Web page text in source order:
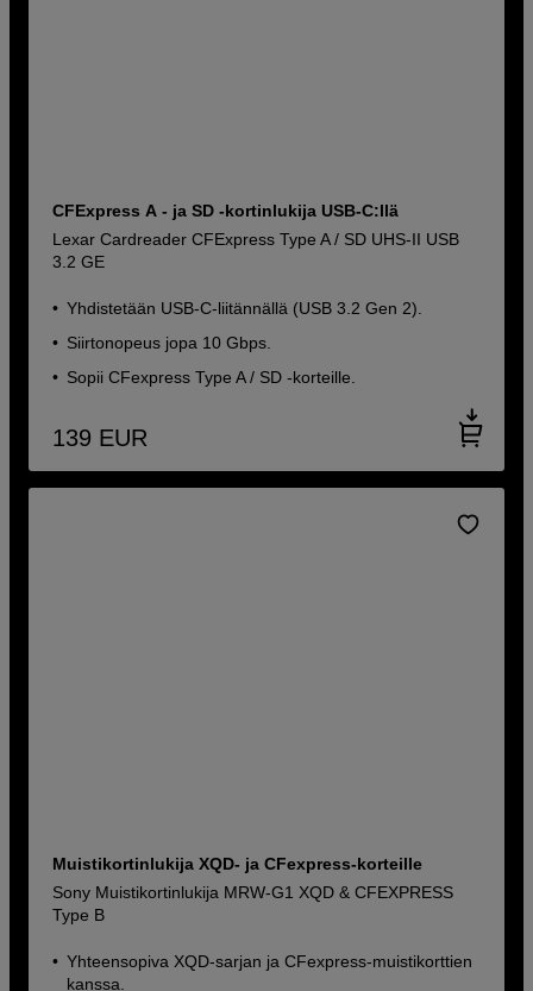
CFExpress A - ja SD -kortinlukija USB-C:llä
Lexar Cardreader CFExpress Type A / SD UHS-II USB
3.2 GE
Yhdistetään USB-C-liitännällä (USB 3.2 Gen 2).
Siirtonopeus jopa 10 Gbps.
Sopii CFexpress Type A / SD -korteille.
139 EUR
Muistikortinlukija XQD- ja CFexpress-korteille
Sony Muistikortinlukija MRW-G1 XQD & CFEXPRESS
Type B
Yhteensopiva XQD-sarjan ja CFexpress-muistikorttien
kanssa.